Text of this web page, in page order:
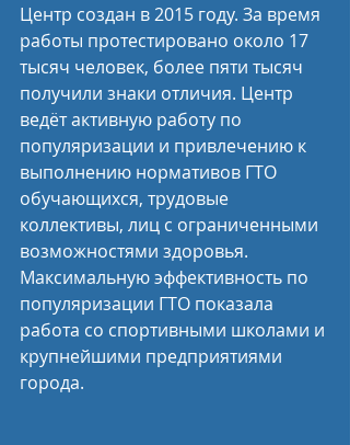
Центр создан в 2015 году. За время
работы протестировано около 17
тысяч человек, более пяти тысяч
получили знаки отличия. Центр
ведёт активную работу по
популяризации и привлечению к
выполнению нормативов ГТО
обучающихся, трудовые
коллективы, лиц с ограниченными
возможностями здоровья.
Максимальную эффективность по
популяризации ГТО показала
работа со спортивными школами и
крупнейшими предприятиями
города.